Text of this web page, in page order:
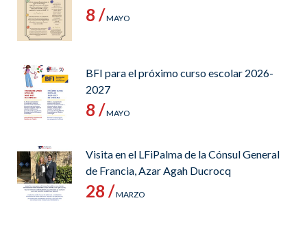
8 /MAYO
BFI para el próximo curso escolar 2026-
2027
8 /MAYO
Visita en el LFiPalma de la Cónsul General
de Francia, Azar Agah Ducrocq
28 /MARZO